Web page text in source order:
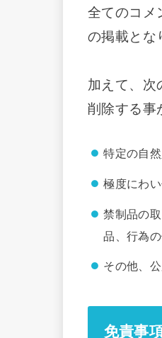
全てのコメ
の掲載とな
加えて、次
削除する事
特定の自
極度にわ
禁制品の
品、行為
その他、
免責事